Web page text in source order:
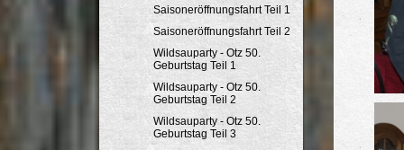
Saisoneröffnungsfahrt Teil 1
Saisoneröffnungsfahrt Teil 2
Wildsauparty - Otz 50.
Geburtstag Teil 1
Wildsauparty - Otz 50.
Geburtstag Teil 2
Wildsauparty - Otz 50.
Geburtstag Teil 3